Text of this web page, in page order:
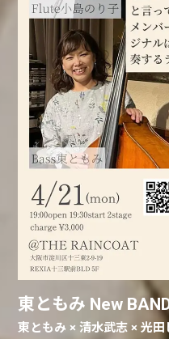
東ともみ New
東ともみ × 清水武志 × 光